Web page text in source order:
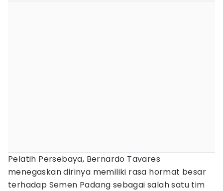
Pelatih Persebaya, Bernardo Tavares
menegaskan dirinya memiliki rasa hormat besar
terhadap Semen Padang sebagai salah satu tim